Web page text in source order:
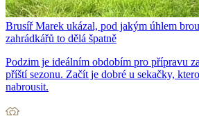
Brusíř Marek ukázal, pod jakým úhlem
zahrádkářů to dělá špatně
Podzim je ideálním obdobím pro přípravu
příští sezonu. Začít je dobré u sekačky,
nabrousit.